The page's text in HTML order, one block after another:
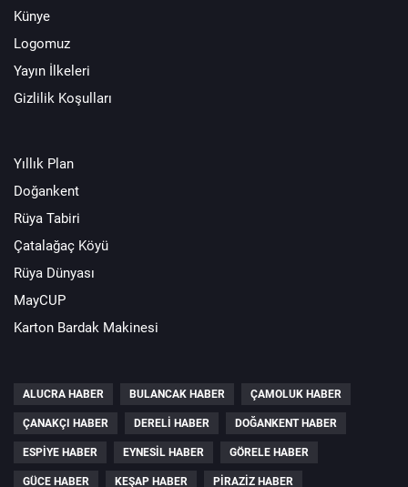
Künye
Logomuz
Yayın İlkeleri
Gizlilik Koşulları
Yıllık Plan
Doğankent
Rüya Tabiri
Çatalağaç Köyü
Rüya Dünyası
MayCUP
Karton Bardak Makinesi
ALUCRA HABER BULANCAK HABER ÇAMOLUK HABER
ÇANAKÇI HABER DERELI HABER DOĞANKENT HABER
ESPIYE HABER EYNESIL HABER GÖRELE HABER
GÜCE HABER KEŞAP HABER PIRAZIZ HABER